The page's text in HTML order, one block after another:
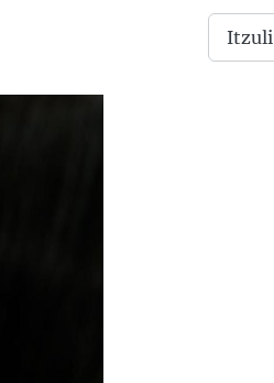
Itzuli